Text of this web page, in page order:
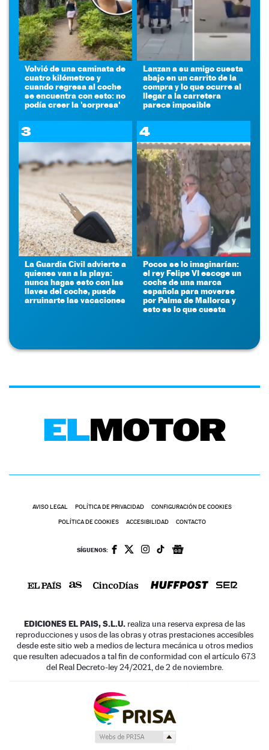
Volvió de una caminata de
cuatro kilómetros y
cuando regresa al coche
se encuentra con esto: no
podía creer la 'sorpresa'
Lanzan a su amigo cuesta
abajo en un carrito de la
compra y lo que ocurre al
llegar a la carretera
parece imposible
3
La Guardia Civil advierte a
quienes van a la playa:
nunca hagas esto con las
llaves del coche, puede
arruinarte las vacaciones
4
Pocos se lo imaginarían:
el rey Felipe VI escoge un
coche de una marca
española para moverse
por Palma de Mallorca y
esto es lo que cuesta
AVISO LEGAL POLÍTICA DE PRIVACIDAD CONFIGURACIÓN DE COOKIES
POLÍTICA DE COOKIES ACCESIBILIDAD CONTACTO
SÍGUENOS:
EDICIONES EL PAIS, S.L.U. realiza una reserva expresa de las
reproducciones y usos de las obras y otras prestaciones accesibles
desde este sitio web a medios de lectura mecánica u otros medios
que resulten adecuados a tal fin de conformidad con el artículo 67.3
del Real Decreto-ley 24/2021, de 2 de noviembre.